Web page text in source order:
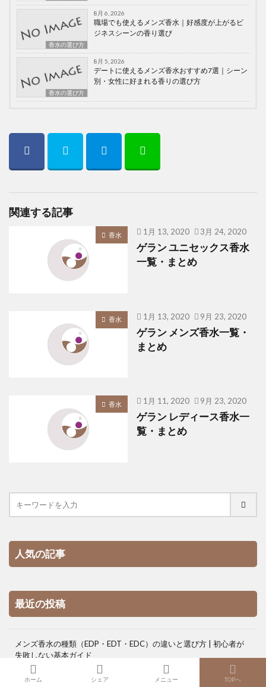
香水の選び方
8月 6, 2026
職場でも使えるメンズ香水｜好感度が上がるビ
ジネスシーンの香り選び
香水の選び方
8月 5, 2026
デートに使えるメンズ香水おすすめ7選｜シーン
別・女性に好まれる香りの選び方
関連する記事
香水 1月 13, 2020 3月 24, 2020
ゲラン ユニセックス香水
一覧・まとめ
香水 1月 13, 2020 9月 23, 2020
ゲラン メンズ香水一覧・
まとめ
香水 1月 11, 2020 9月 23, 2020
ゲラン レディース香水一
覧・まとめ
人気の記事
最近の投稿
メンズ香水の種類（EDP・EDT・EDC）の違いと選び方 | 初心者が
失敗しない基本ガイド
香水の重ね付け（レイヤリング）入門｜モテる組み合わせの選び方
ホーム シェア メニュー TOPへ